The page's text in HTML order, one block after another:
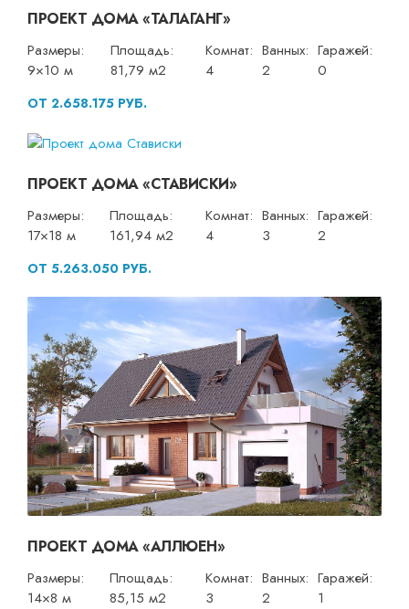
ПРОЕКТ ДОМА «ТАЛАГАНГ»
Размеры:
9×10 м
Площадь:
81,79 м2
Комнат:
4
Ванных:
2
Гаражей:
0
ОТ 2.658.175 РУБ.
ПРОЕКТ ДОМА «СТАВИСКИ»
Размеры:
17×18 м
Площадь:
161,94 м2
Комнат:
4
Ванных:
3
Гаражей:
2
ОТ 5.263.050 РУБ.
ПРОЕКТ ДОМА «АЛЛЮЕН»
Размеры:
14×8 м
Площадь:
85,15 м2
Комнат:
3
Ванных:
2
Гаражей:
1